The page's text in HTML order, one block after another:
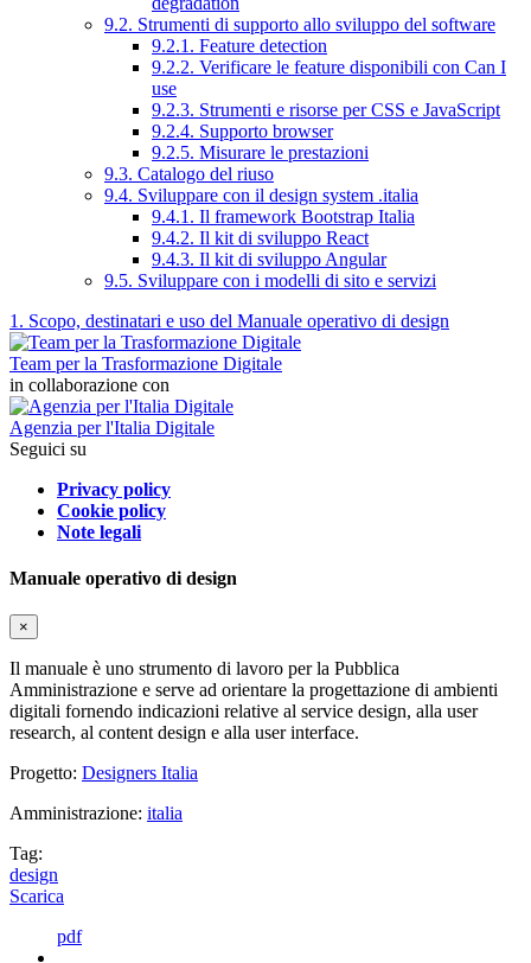
9.2. Strumenti di supporto allo sviluppo del software
9.2.1. Feature detection
9.2.2. Verificare le feature disponibili con Can I
use
9.2.3. Strumenti e risorse per CSS e JavaScript
9.2.4. Supporto browser
9.2.5. Misurare le prestazioni
9.3. Catalogo del riuso
9.4. Sviluppare con il design system .italia
9.4.1. Il framework Bootstrap Italia
9.4.2. Il kit di sviluppo React
9.4.3. Il kit di sviluppo Angular
9.5. Sviluppare con i modelli di sito e servizi
1. Scopo, destinatari e uso del Manuale operativo di design
Team per la Trasformazione Digitale
in collaborazione con
Agenzia per l'Italia Digitale
Seguici su
Privacy policy
Cookie policy
Note legali
Manuale operativo di design
×
Il manuale è uno strumento di lavoro per la Pubblica
Amministrazione e serve ad orientare la progettazione di ambienti
digitali fornendo indicazioni relative al service design, alla user
research, al content design e alla user interface.
Progetto: Designers Italia
Amministrazione: italia
Tag:
design
Scarica
pdf